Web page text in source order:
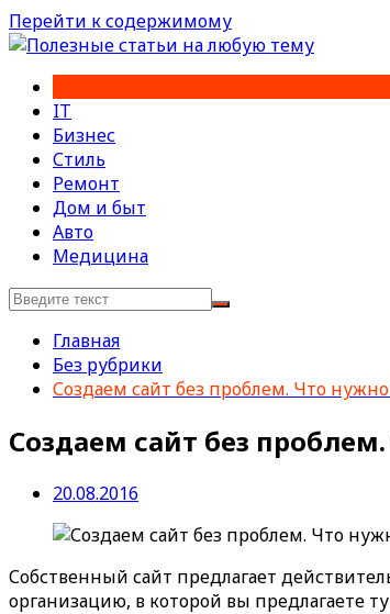
Перейти к содержимому
IT
Бизнес
Стиль
Ремонт
Дом и быт
Авто
Медицина
Главная
Без рубрики
Создаем сайт без проблем. Что нужно
Создаем сайт без
20.08.2016
Собственный сайт предлагает
организацию, в которой вы предлагаете